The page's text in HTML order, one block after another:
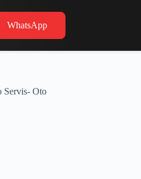
WhatsApp